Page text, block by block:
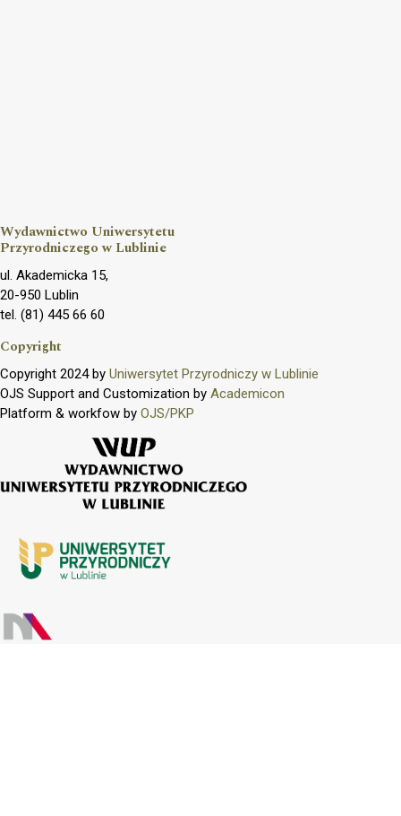
Wydawnictwo Uniwersytetu
Przyrodniczego w Lublinie
ul. Akademicka 15,
20-950 Lublin
tel. (81) 445 66 60
Copyright
Copyright 2024 by Uniwersytet Przyrodniczy w Lublinie
OJS Support and Customization by Academicon
Platform & workfow by OJS/PKP